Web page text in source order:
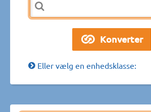
Eller vælg en enhedsklasse: